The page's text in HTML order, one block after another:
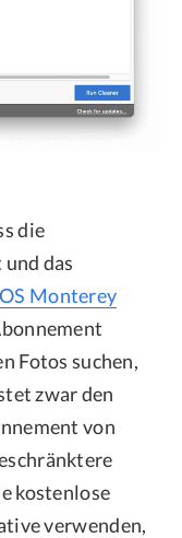
die
das
Monterey
Fotos suchen,
zwar den
von
kostenlose
verwenden,